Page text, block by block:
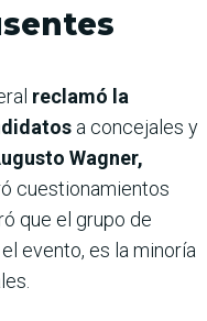
reclamó la
a concejales y
Wagner,
cuestionamientos
que el grupo de
evento, es la minoría